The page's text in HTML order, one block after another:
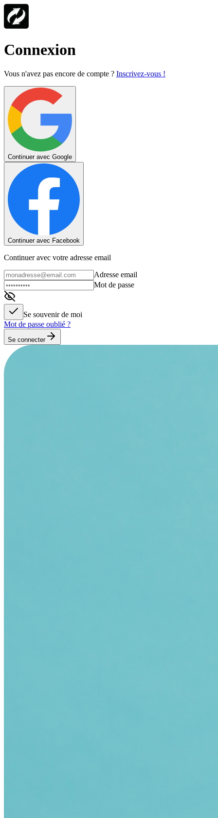
Connexion
Vous n'avez pas encore de compte ? Inscrivez-vous !
Continuer avec Google
Continuer avec Facebook
Continuer avec votre adresse email
Adresse email
Mot de passe
Se souvenir de moi
Mot de passe oublié ?
Se connecter